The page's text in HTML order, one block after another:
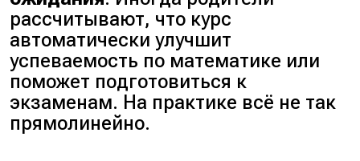
рассчитывают, что курс
автоматически улучшит
успеваемость по математике или
поможет подготовиться к
экзаменам. На практике всё не так
прямолинейно.